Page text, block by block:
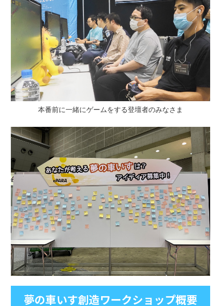
本番前に一緒にゲームをする登壇者のみなさま
夢の車いす創造ワークショップ概要